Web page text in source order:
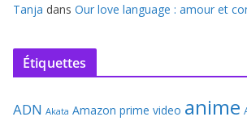
Tanja dans Our love language : amour et
Étiquettes
ADN Akata Amazon prime video anime